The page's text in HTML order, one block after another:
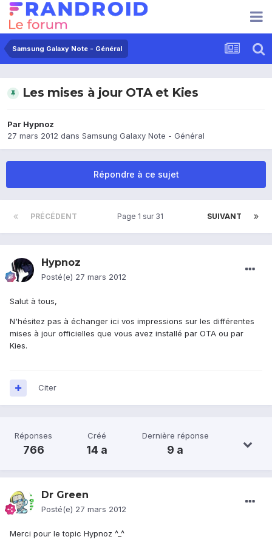
Samsung Galaxy Note - Général
Les mises à jour OTA et Kies
Par Hypnoz
27 mars 2012 dans Samsung Galaxy Note - Général
Répondre à ce sujet
PRÉCÉDENT SUIVANT
Page 1 sur 31
Hypnoz
Posté(e) 27 mars 2012
Salut à tous,
N'hésitez pas à échanger ici vos impressions sur les différentes
mises à jour officielles que vous avez installé par OTA ou par
Kies.
Citer
Réponses
766
Créé
14 a
Dernière réponse
9 a
Dr Green
Posté(e) 27 mars 2012
Merci pour le topic Hypnoz ^_^